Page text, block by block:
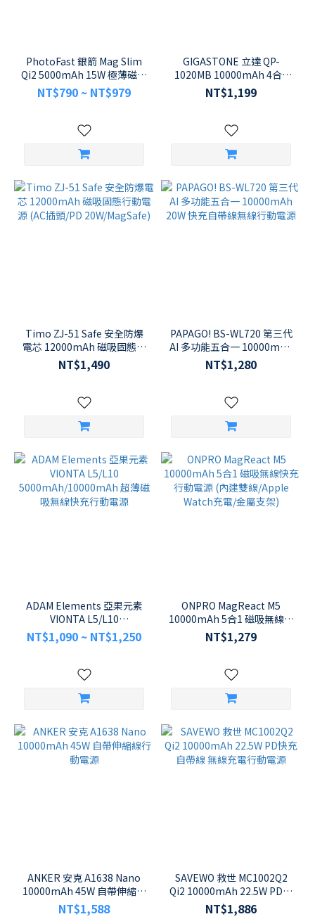
PhotoFast 銀箭 Mag Slim
Qi2 5000mAh 15W 極薄磁吸
無線行動電源
NT$790 ~ NT$979
GIGASTONE 立達 QP-
1020MB 10000mAh 4合1
MagSafe 磁吸無線快充行動
電源
NT$1,199
Timo ZJ-51 Safe 安全防爆
電芯 12000mAh 磁吸固態行
動電源 (AC插頭/PD
20W/MagSafe)
NT$1,490
PAPAGO! BS-WL720 第三代
AI 多功能五合一 10000mAh
20W 快充自帶線無線行動電
源
NT$1,280
ADAM Elements 亞果元素
VIONTA L5/L10
5000mAh/10000mAh 超薄
磁吸無線快充行動電源
NT$1,090 ~ NT$1,250
ONPRO MagReact M5
10000mAh 5合1 磁吸無線快
充行動電源 (內建雙線/Apple
Watch充電/金屬支架)
NT$1,279
ANKER 安克 A1638 Nano
10000mAh 45W 自帶伸縮線
行動電源
NT$1,588
SAVEWO 救世 MC1002Q2
Qi2 10000mAh 22.5W PD快
充 自帶線 無線充電行動電源
NT$1,886